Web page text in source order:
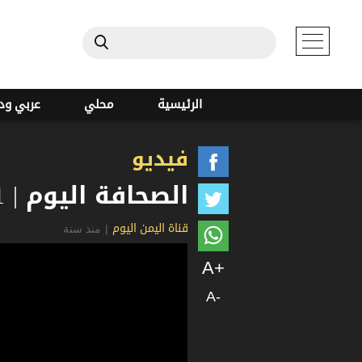
الرئيسية محلي عربي
فيديو
الصحافة اليوم | 11-01-2025
قناة اليمن اليوم | منذ سنة
A+
A-